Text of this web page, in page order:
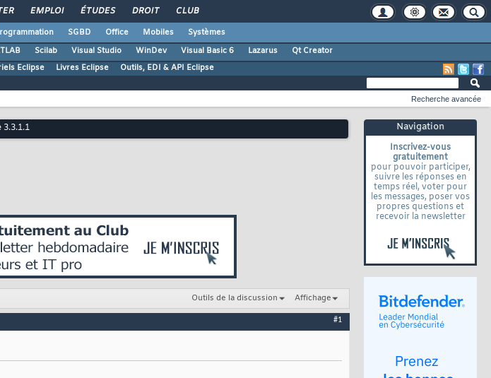
EMPLOI ÉTUDES DROIT CLUB
SGBD Office Mobiles
Systèmes
Scilab Visual Studio WinDev Visual Basic 6 Lazarus
Qt Creator
Eclipse Livres Eclipse Outils, EDI & API Eclipse
Navigation
Inscrivez-vous
gratuitement
pour pouvoir participer,
suivre les réponses en
temps réel, voter pour
les messages, poser vos
propres questions et
recevoir la newsletter
Recherche avancée
Outils de la discussion Affichage
#1